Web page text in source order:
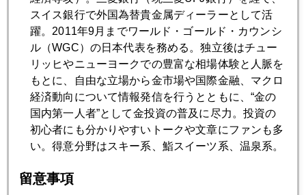
2014年12月22日
中央銀行もたなびく黄金色の誘惑
2014年12月19日
イエレン氏の忍耐を試す市場
ＦＯＭＣに潜む「金利の罠」
スイス銀行で外国為替貴金属ディーラーとして活
躍。2011年9月までワールド・ゴールド・カウンシ
ル（WGC）の日本代表を務める。独立後はチュー
リッヒやニューヨークでの豊富な相場体験と人脈を
もとに、自由な立場から金市場や国際金融、マクロ
経済動向について情報発信を行うとともに、“金の
国内第一人者”として金投資の普及に尽力。投資の
初心者にも分かりやすいトークや文章にファンも多
い。得意分野はスキー系、鮨スイーツ系、温泉系。
留意事項